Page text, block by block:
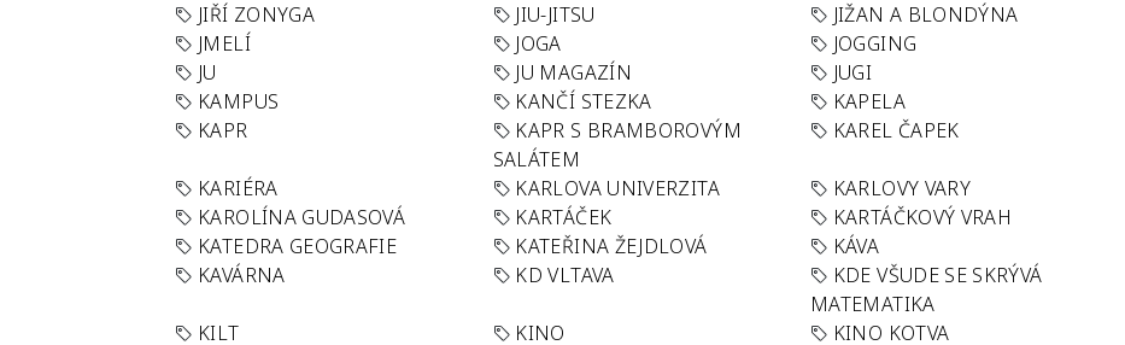
JIŘÍ ZONYGA
JIU-JITSU JIŽAN A BLONDÝNA
JMELÍ
JOGA JOGGING
JU
JU MAGAZÍN JUGI
KAMPUS
KANČÍ STEZKA KAPELA
KAPR
KAPR S BRAMBOROVÝM
SALÁTEM
KAREL ČAPEK
KARIÉRA KARLOVA UNIVERZITA KARLOVY VARY
KAROLÍNA GUDASOVÁ
KARTÁČEK KARTÁČKOVÝ VRAH
KATEDRA GEOGRAFIE
KATEŘINA ŽEJDLOVÁ KÁVA
KAVÁRNA
KD VLTAVA
KDE VŠUDE SE SKRÝVÁ
MATEMATIKA
KILT KINO KINO KOTVA